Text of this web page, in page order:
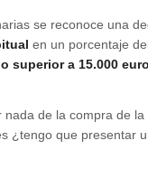
se reconoce una
en un porcentaje
superior a 15.000
de la compra de
¿tengo que presentar